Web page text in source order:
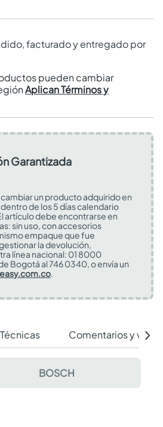
facturado y entregado por
pueden cambiar
Aplican Términos y
Garantizada
un producto adquirido en
dentro de los 5 días calendario
artículo debe encontrarse en
sin uso, con accesorios
empaque que fue
la devolución,
línea nacional: 01 8000
Bogotá al 746 0340, o envía un
.
Comentarios y
BOSCH